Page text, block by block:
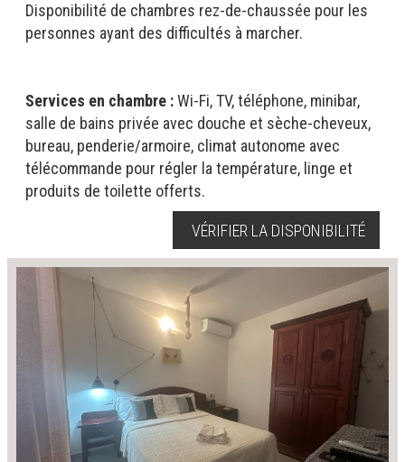
Disponibilité de chambres rez-de-chaussée pour les
personnes ayant des difficultés à marcher.
Services en chambre :Wi-Fi, TV, téléphone, minibar,
salle de bains privée avec douche et sèche-cheveux,
bureau, penderie/armoire, climat autonome avec
télécommande pour régler la température, linge et
produits de toilette offerts.
VÉRIFIER LA DISPONIBILITÉ